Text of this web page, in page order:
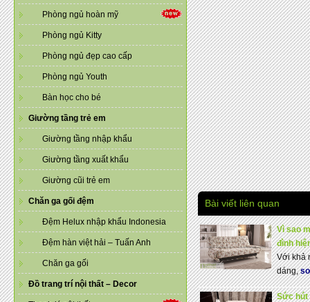
Phòng ngủ hoàn mỹ
Phòng ngủ Kitty
Phòng ngủ đẹp cao cấp
Phòng ngủ Youth
Bàn học cho bé
Giường tầng trẻ em
Giường tầng nhập khẩu
Giường tầng xuất khẩu
Giường cũi trẻ em
Chăn ga gối đệm
Đệm Helux nhập khẩu Indonesia
Đệm hàn việt hải – Tuấn Anh
Chăn ga gối
Đồ trang trí nội thất – Decor
Bài viết liên quan
Vì sao
đình
Với khả
dáng,
Sức hút